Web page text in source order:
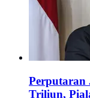
Perputaran
Triliun,